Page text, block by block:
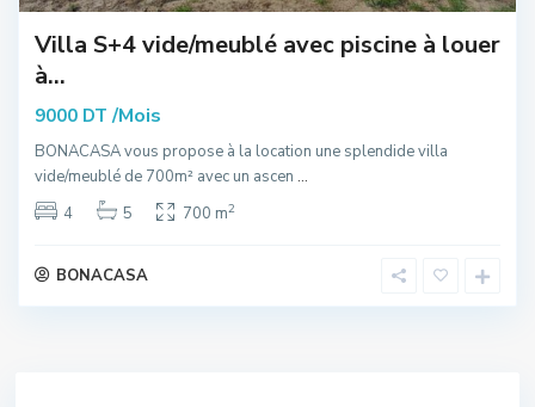
Villa S+4 vide/meublé avec piscine à louer
à...
9000 DT /Mois
BONACASA vous propose à la location une splendide villa
vide/meublé de 700m² avec un ascen ...
4
5 700 m2
BONACASA